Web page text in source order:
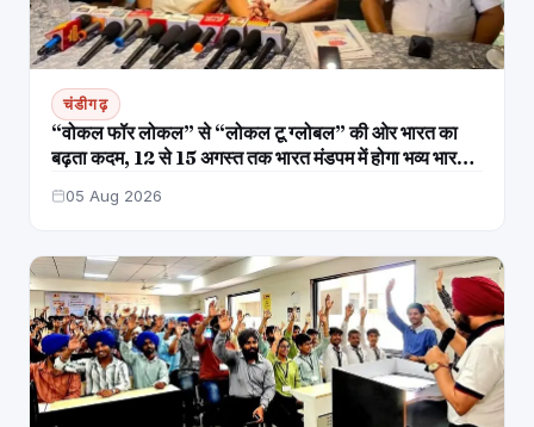
चंडीगढ़
“वोकल फॉर लोकल” से “लोकल टू ग्लोबल” की ओर भारत का
बढ़ता कदम, 12 से 15 अगस्त तक भारत मंडपम में होगा भव्य भारत
05 Aug 2026